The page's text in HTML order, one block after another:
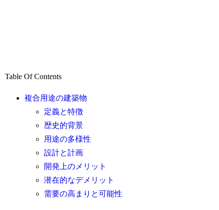
Table Of Contents
複合用途の建築物
定義と特徴
歴史的背景
用途の多様性
設計と計画
開発上のメリット
潜在的なデメリット
需要の高まりと可能性